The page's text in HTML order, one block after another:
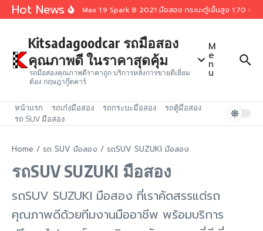
Skip to content
Hot NewsIsuzu D-Max 1.9 Spark B 2021 มือสอง กระบะตู้เย็นสูง 1.70 เมต
Kitsadagoodcar รถมือสอง
คุณภาพดี ในราคาสุดคุ้ม
รถมือสองคุณภาพดีราคาถูก บริการหลังการขายดีเยี่ยม
ต้อง กฤษฎากู๊ดคาร์
M
e
n
u
หน้าแรก รถเก๋งมือสอง รถกระบะมือสอง
รถตู้มือสอง
รถ SUV มือสอง
Home / รถ SUV มือสอง / รถSUV SUZUKI มือสอง
รถSUV SUZUKI มือสอง
รถSUV SUZUKI มือสอง ที่เราคัดสรรแต่รถ
คุณภาพดีด้วยทีมงานมืออาชีพ พร้อมบริการ